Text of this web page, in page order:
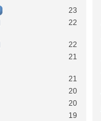
23
22
22
21
21
20
20
19